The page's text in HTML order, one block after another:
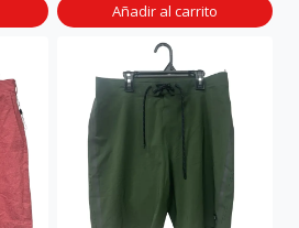
Añadir al carrito